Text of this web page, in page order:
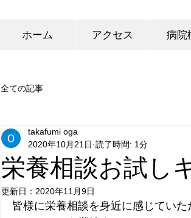
ホーム アクセス 病院
全ての記事
栄養相談お試し
takafumi oga
2020年10月21日 読了時間: 1分
更新日： 2020年11月9日
皆様に栄養相談を身近に感じてい